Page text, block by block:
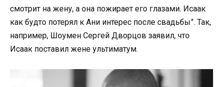
смотрит на жену, а она пожирает его глазами. Исаак
как будто потерял к Ани интерес после свадьбы”. Так,
например, Шоумен Сергей Дворцов заявил, что
Исаак поставил жене ультиматум.